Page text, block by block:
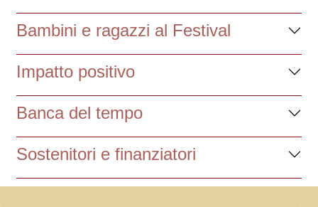
Bambini e ragazzi al Festival
Impatto positivo
Banca del tempo
Sostenitori e finanziatori